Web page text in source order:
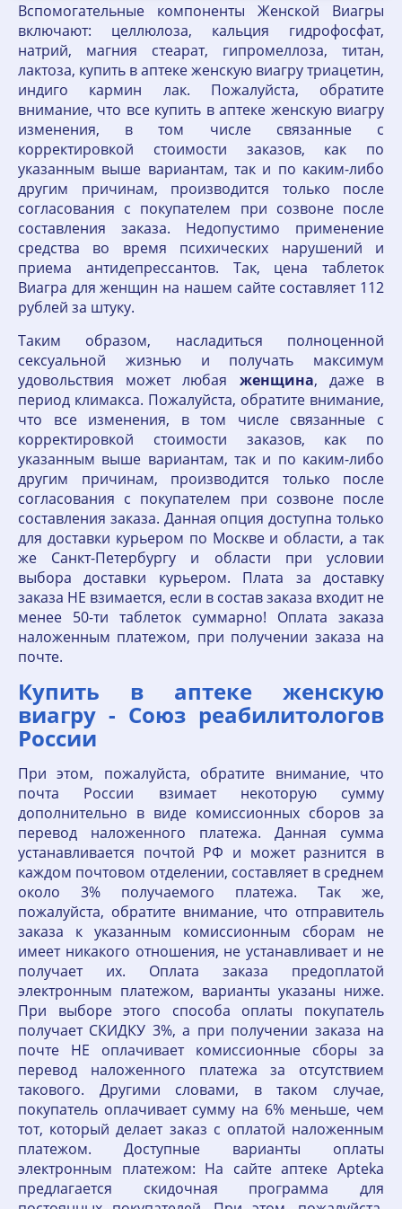
Вспомогательные компоненты Женской Виагры
включают: целлюлоза, кальция гидрофосфат,
натрий, магния стеарат, гипромеллоза, титан,
лактоза, купить в аптеке женскую виагру триацетин,
индиго кармин лак. Пожалуйста, обратите
внимание, что все купить в аптеке женскую виагру
изменения, в том числе связанные с
корректировкой стоимости заказов, как по
указанным выше вариантам, так и по каким-либо
другим причинам, производится только после
согласования с покупателем при созвоне после
составления заказа. Недопустимо применение
средства во время психических нарушений и
приема антидепрессантов. Так, цена таблеток
Виагра для женщин на нашем сайте составляет 112
рублей за штуку.
Таким образом, насладиться полноценной
сексуальной жизнью и получать максимум
удовольствия может любая женщина, даже в
период климакса. Пожалуйста, обратите внимание,
что все изменения, в том числе связанные с
корректировкой стоимости заказов, как по
указанным выше вариантам, так и по каким-либо
другим причинам, производится только после
согласования с покупателем при созвоне после
составления заказа. Данная опция доступна только
для доставки курьером по Москве и области, а так
же Санкт-Петербургу и области при условии
выбора доставки курьером. Плата за доставку
заказа НЕ взимается, если в состав заказа входит не
менее 50-ти таблеток суммарно! Оплата заказа
наложенным платежом, при получении заказа на
почте.
Купить в аптеке женскую
виагру - Союз реабилитологов
России
При этом, пожалуйста, обратите внимание, что
почта России взимает некоторую сумму
дополнительно в виде комиссионных сборов за
перевод наложенного платежа. Данная сумма
устанавливается почтой РФ и может разнится в
каждом почтовом отделении, составляет в среднем
около 3% получаемого платежа. Так же,
пожалуйста, обратите внимание, что отправитель
заказа к указанным комиссионным сборам не
имеет никакого отношения, не устанавливает и не
получает их. Оплата заказа предоплатой
электронным платежом, варианты указаны ниже.
При выборе этого способа оплаты покупатель
получает СКИДКУ 3%, а при получении заказа на
почте НЕ оплачивает комиссионные сборы за
перевод наложенного платежа за отсутствием
такового. Другими словами, в таком случае,
покупатель оплачивает сумму на 6% меньше, чем
тот, который делает заказ с оплатой наложенным
платежом. Доступные варианты оплаты
электронным платежом: На сайте аптеке Apteka
предлагается скидочная программа для